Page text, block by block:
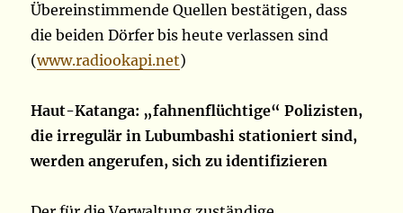
Übereinstimmende Quellen bestätigen, dass
die beiden Dörfer bis heute verlassen sind
(www.radiookapi.net)
Haut-Katanga: „fahnenflüchtige“ Polizisten,
die irregulär in Lubumbashi stationiert sind,
werden angerufen, sich zu identifizieren